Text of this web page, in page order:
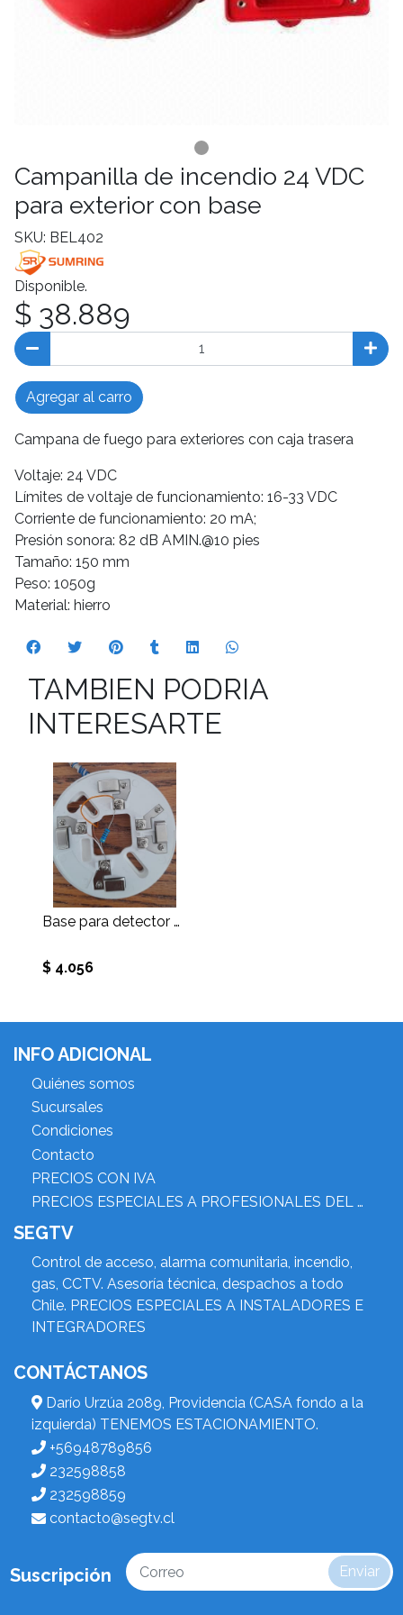
Campanilla de incendio 24 VDC
para exterior con base
SKU: BEL402
Disponible.
$ 38.889
Agregar al carro
Campana de fuego para exteriores con caja trasera
Voltaje: 24 VDC
Límites de voltaje de funcionamiento: 16-33 VDC
Corriente de funcionamiento: 20 mA;
Presión sonora: 82 dB AMIN.@10 pies
Tamaño: 150 mm
Peso: 1050g
Material: hierro
TAMBIEN PODRIA
INTERESARTE
Base para detector de 4 hilos INC420
$ 4.056
INFO ADICIONAL
Quiénes somos
Sucursales
Condiciones
Contacto
PRECIOS CON IVA
PRECIOS ESPECIALES A PROFESIONALES DEL RUBRO
SEGTV
Control de acceso, alarma comunitaria, incendio,
gas, CCTV. Asesoría técnica, despachos a todo
Chile. PRECIOS ESPECIALES A INSTALADORES E
INTEGRADORES
CONTÁCTANOS
Darío Urzúa 2089, Providencia (CASA fondo a la
izquierda) TENEMOS ESTACIONAMIENTO.
+56948789856
232598858
232598859
contacto@segtv.cl
Suscripción Enviar